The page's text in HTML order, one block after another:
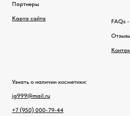
Партнеры
Карта сайта FAQs
Узнать о наличии косметики:
ig999@mail.ru
+7 (950) 000-79-44